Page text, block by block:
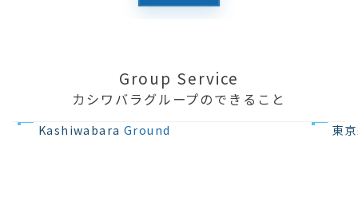
Group Service
カシワバラグループのできること
Kashiwabara Ground 東